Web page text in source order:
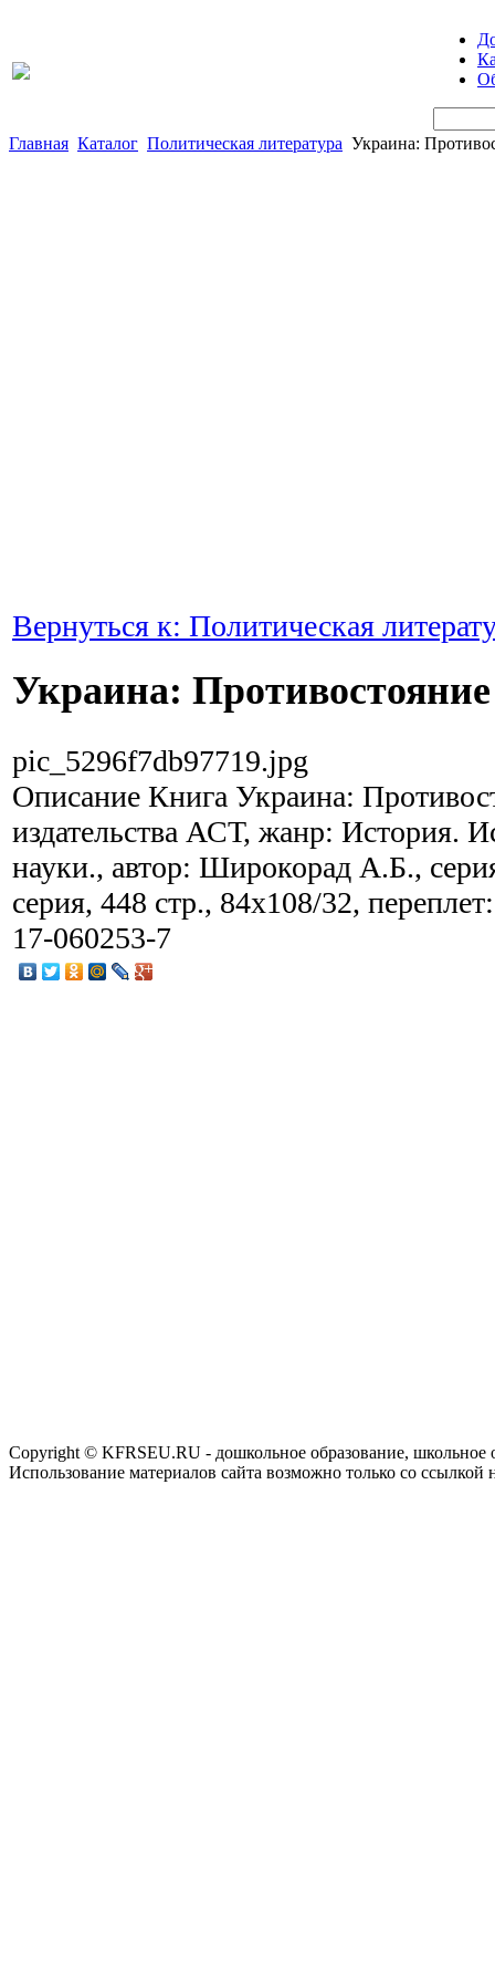
Главная Каталог Политическая литература Украина:
Вернуться к: Политическая
Украина: Противостояние
pic_5296f7db97719.jpg
Описание Книга Украина:
издательства АСТ, жанр: История.
науки., автор: Широкорад А.Б.,
серия, 448 стр., 84x108/32,
17-060253-7
Copyright © KFRSEU.RU - дошкольное образование, школьное
Использование материалов сайта возможно только со ссылкой